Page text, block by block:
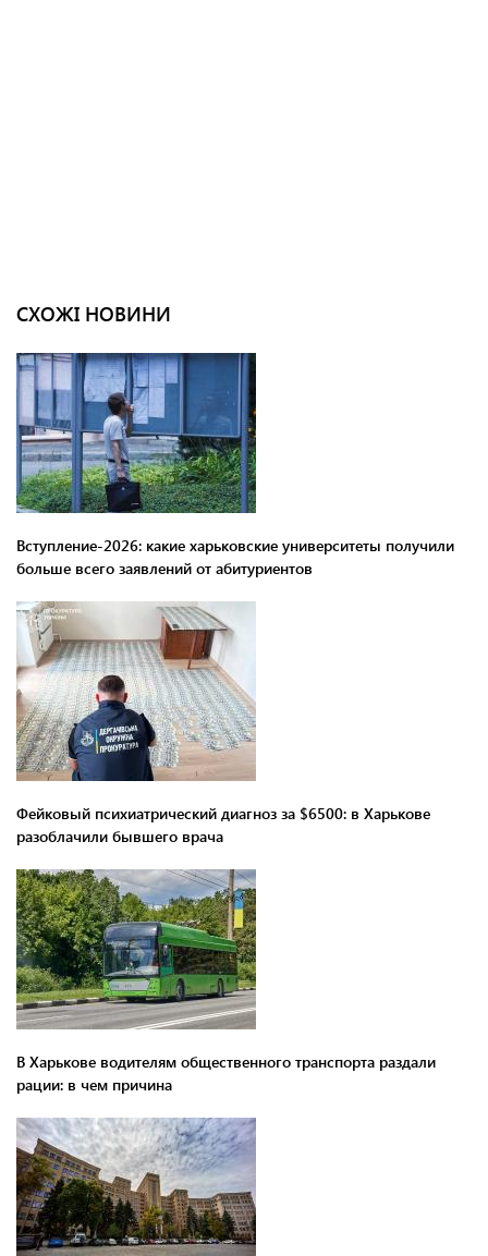
СХОЖІ НОВИНИ
Вступление-2026: какие харьковские университеты получили
больше всего заявлений от абитуриентов
Фейковый психиатрический диагноз за $6500: в Харькове
разоблачили бывшего врача
В Харькове водителям общественного транспорта раздали
рации: в чем причина